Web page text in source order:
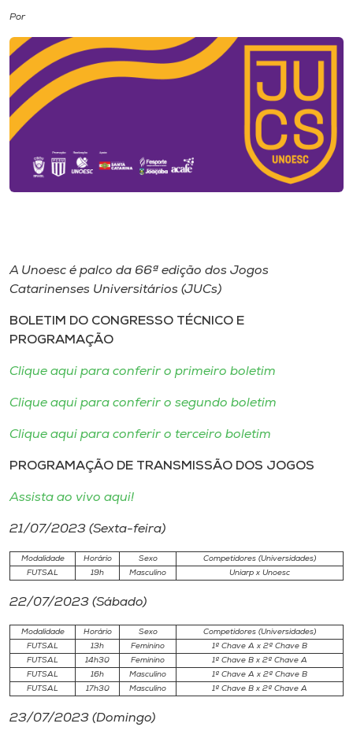
I.nova
Diplomados
Cultura
CPA
Editora
Rádio
Museu
Unoesc
Store
Selecione
A-
Por
A Unoesc é palco da 66ª edição dos Jogos
Catarinenses Universitários (JUCs)
BOLETIM DO CONGRESSO TÉCNICO E
PROGRAMAÇÃO
Clique aqui para conferir o primeiro boletim
Clique aqui para conferir o segundo boletim
Clique aqui para conferir o terceiro boletim
PROGRAMAÇÃO DE TRANSMISSÃO DOS JOGOS
Assista ao vivo aqui!
21/07/2023 (Sexta-feira)
Modalidade Horário Sexo
Competidores (Universidades)
FUTSAL
19h Masculino Uniarp x Unoesc
22/07/2023 (Sábado)
Modalidade Horário Sexo
Competidores (Universidades)
FUTSAL
13h Feminino
1ª Chave A x 2ª Chave B
FUTSAL
14h30 Feminino
1ª Chave B x 2ª Chave A
FUTSAL
16h Masculino
1ª Chave A x 2ª Chave B
FUTSAL
17h30 Masculino 1ª Chave B x 2ª Chave A
23/07/2023 (Domingo)